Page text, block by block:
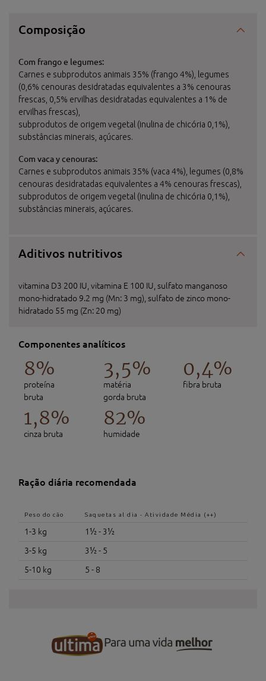
Composição
Com frango e legumes:
Carnes e subprodutos animais 35% (frango 4%), legumes
(0,6% cenouras desidratadas equivalentes a 3% cenouras
frescas, 0,5% ervilhas desidratadas equivalentes a 1% de
ervilhas frescas),
subprodutos de origem vegetal (inulina de chicória 0,1%),
substâncias minerais, açúcares.
Com vaca y cenouras:
Carnes e subprodutos animais 35% (vaca 4%), legumes (0,8%
cenouras desidratadas equivalentes a 4% cenouras frescas),
subprodutos de origem vegetal (inulina de chicória 0,1%),
substâncias minerais, açúcares.
Aditivos nutritivos
vitamina D3 200 IU, vitamina E 100 IU, sulfato manganoso
mono-hidratado 9.2 mg (Mn: 3 mg), sulfato de zinco mono-
hidratado 55 mg (Zn: 20 mg)
Componentes analíticos
8%
proteína
bruta
3,5%
matéria
gorda bruta
0,4%
fibra bruta
1,8%
cinza bruta
82%
humidade
Ração diária recomendada
Peso do cão Saquetas al dia - Atividade Média (++)
1-3 kg
1½ - 3½
3-5 kg
3½ - 5
5-10 kg
5 - 8